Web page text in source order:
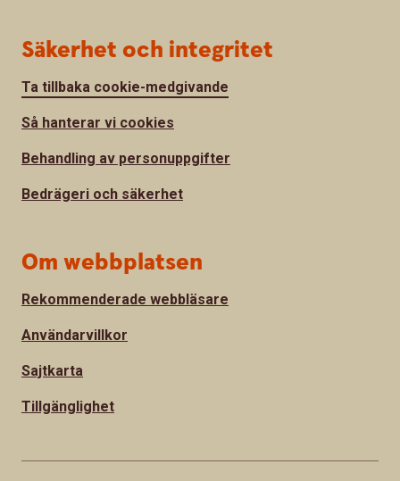
Säkerhet och integritet
Ta tillbaka cookie-medgivande
Så hanterar vi cookies
Behandling av personuppgifter
Bedrägeri och säkerhet
Om webbplatsen
Rekommenderade webbläsare
Användarvillkor
Sajtkarta
Tillgänglighet